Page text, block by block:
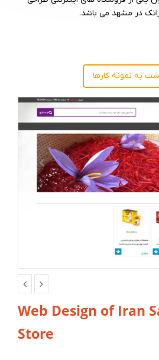
در مشهد می باشد.
به نمونه کارها
Web Design of Iran
Store